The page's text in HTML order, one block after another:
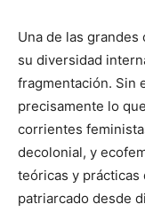
Una de las
su diversidad
fragmentación. Sin
precisamente lo
corrientes
decolonial, y
teóricas y prácticas
patriarcado desde